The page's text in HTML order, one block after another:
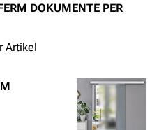
DOKUMENTE PER
Artikel